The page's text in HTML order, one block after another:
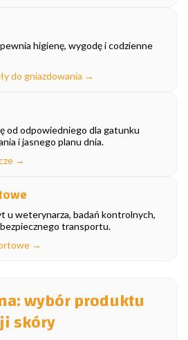
higienę, wygodę i codzienne
do gniazdowania →
od odpowiedniego dla gatunku
i jasnego planu dnia.
→
u weterynarza, badań kontrolnych,
transportu.
→
wybór produktu
skóry